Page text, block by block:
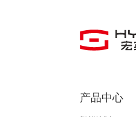
产品中心